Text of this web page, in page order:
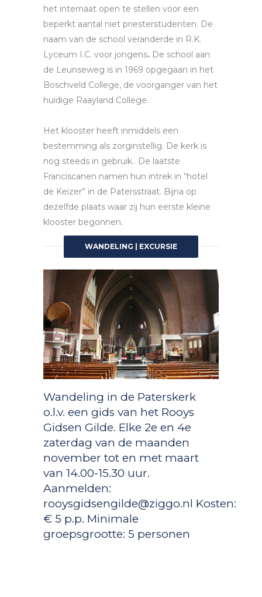
het internaat open te stellen voor een
beperkt aantal niet priesterstudenten. De
naam van de school veranderde in R.K.
Lyceum I.C. voor jongens. De school aan
de Leunseweg is in 1969 opgegaan in het
Boschveld College, de voorganger van het
huidige Raayland College.
Het klooster heeft inmiddels een
bestemming als zorginstellig. De kerk is
nog steeds in gebruik.. De laatste
Franciscanen namen hun intrek in “hotel
de Keizer” in de Patersstraat. Bijna op
dezelfde plaats waar zij hun eerste kleine
klooster begonnen.
WANDELING | EXCURSIE
Wandeling in de Paterskerk
o.l.v. een gids van het Rooys
Gidsen Gilde. Elke 2e en 4e
zaterdag van de maanden
november tot en met maart
van 14.00-15.30 uur.
Aanmelden:
rooysgidsengilde@ziggo.nl Kosten:
€ 5 p.p. Minimale
groepsgrootte: 5 personen